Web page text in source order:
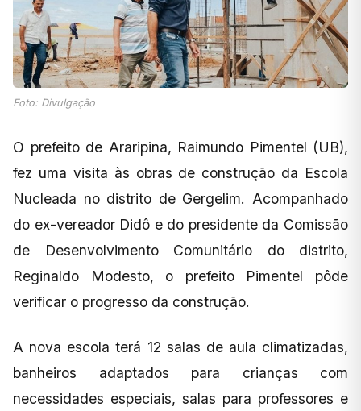
Foto: Divulgação
O prefeito de Araripina, Raimundo Pimentel (UB),
fez uma visita às obras de construção da Escola
Nucleada no distrito de Gergelim. Acompanhado
do ex-vereador Didô e do presidente da Comissão
de Desenvolvimento Comunitário do distrito,
Reginaldo Modesto, o prefeito Pimentel pôde
verificar o progresso da construção.
A nova escola terá 12 salas de aula climatizadas,
banheiros adaptados para crianças com
necessidades especiais, salas para professores e